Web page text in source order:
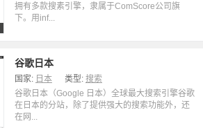
拥有多款搜素引擎，隶属于ComScore公司旗
下。用inf...
谷歌日本
国家: 日本 类型: 搜索
谷歌日本（Google 日本）全球最大搜索引擎谷歌
在日本的分站，除了提供强大的搜索功能外，还
在网...